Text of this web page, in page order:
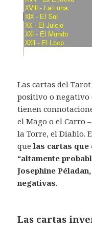
Las cartas del
positivo o negativo
tienen
el Mago o el Carro
la Torre, el Diablo.
quelas cartas que
“altamente
Josephine
negativas.
Las cartas